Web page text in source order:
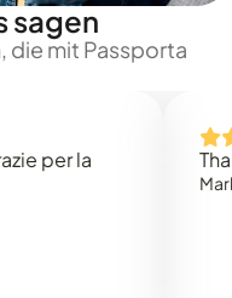
sagen
die mit Passporta
la
Thank
Mark N.